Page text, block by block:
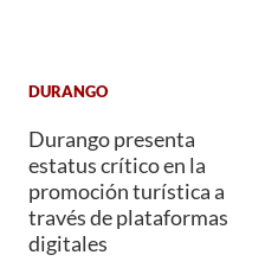
DURANGO
Durango presenta
estatus crítico en la
promoción turística a
través de plataformas
digitales